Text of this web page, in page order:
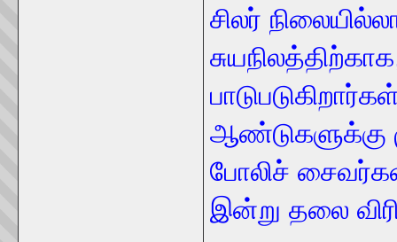
சிலர்
ஆண்டுகளுக்கு
போலிச்
இன்று தலை